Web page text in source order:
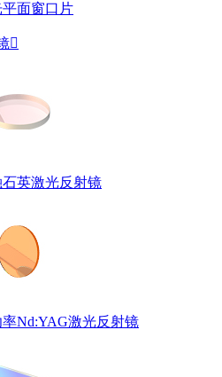
面窗口片

英激光反射镜
Nd:YAG激光反射镜